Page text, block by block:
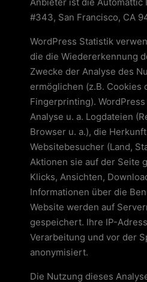
#343, San Francisco, CA
WordPress Statistik
die die Wiedererkennung
Zwecke der Analyse des
ermöglichen (z.B. Cookies
Fingerprinting).
Analyse u. a. Logdateien
Browser u. a.), die
Websitebesucher (Land,
Aktionen sie auf der Seite
Klicks, Ansichten,
Informationen über die
Website werden auf
gespeichert. Ihre IP-
Verarbeitung und vor der
anonymisiert.
Die Nutzung dieses